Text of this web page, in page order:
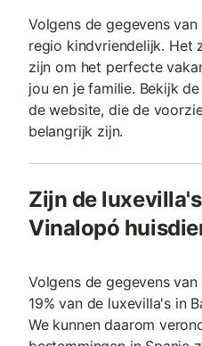
Volgens de gegevens
regio kindvriendelijk. Het
zijn om het perfecte
jou en je familie. Bekijk
de website, die de
belangrijk zijn.
Zijn de
Vinalopó
Volgens de gegevens
19% van de luxevilla's in
We kunnen daarom